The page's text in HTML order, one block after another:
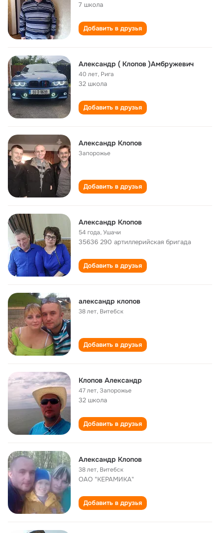
7 школа
Добавить в друзья
Александр ( Клопов )Амбружевич
40 лет, Рига
32 школа
Добавить в друзья
Александр Клопов
Запорожье
Добавить в друзья
Александр Клопов
54 года,Ушачи
35636 290 артиллерийская бригада
Добавить в друзья
александр клопов
38 лет, Витебск
Добавить в друзья
Клопов Александр
47 лет,Запорожье
32 школа
Добавить в друзья
Александр Клопов
38 лет, Витебск
ОАО "КЕРАМИКА"
Добавить в друзья